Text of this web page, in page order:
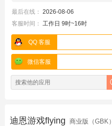
最后在线： 2026-08-06
客服时间： 工作日 9时~16时
QQ 客服
微信客服
迪恩游戏flying 商业版（GBK）